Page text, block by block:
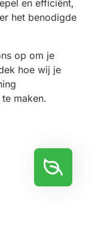
en efficiënt,
het benodigde
op om je
hoe wij je
maken.